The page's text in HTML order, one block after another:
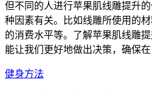
但不同的人进行苹果肌线雕提升
种因素有关。比如线雕所使用的
的消费水平等。了解苹果肌线雕
能让我们更好地做出决策，确保在
健身方法